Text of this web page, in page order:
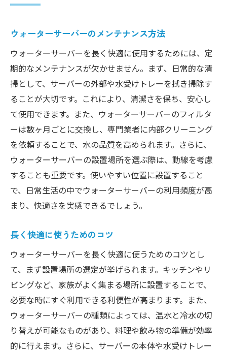
ウォーターサーバーのメンテナンス方法
ウォーターサーバーを長く快適に使用するためには、定
期的なメンテナンスが欠かせません。まず、日常的な清
掃として、サーバーの外部や水受けトレーを拭き掃除す
ることが大切です。これにより、清潔さを保ち、安心し
て使用できます。また、ウォーターサーバーのフィルタ
ーは数ヶ月ごとに交換し、専門業者に内部クリーニング
を依頼することで、水の品質を高められます。さらに、
ウォーターサーバーの設置場所を選ぶ際は、動線を考慮
することも重要です。使いやすい位置に設置すること
で、日常生活の中でウォーターサーバーの利用頻度が高
まり、快適さを実感できるでしょう。
長く快適に使うためのコツ
ウォーターサーバーを長く快適に使うためのコツとし
て、まず設置場所の選定が挙げられます。キッチンやリ
ビングなど、家族がよく集まる場所に設置することで、
必要な時にすぐ利用できる利便性が高まります。また、
ウォーターサーバーの種類によっては、温水と冷水の切
り替えが可能なものがあり、料理や飲み物の準備が効率
的に行えます。さらに、サーバーの本体や水受けトレー